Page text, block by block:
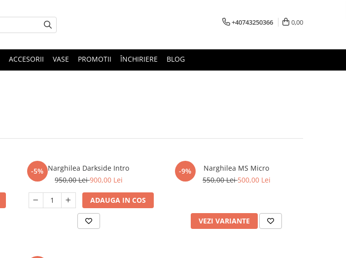
+40743250366 0,00
ACCESORII VASE PROMOTII ÎNCHIRIERE BLOG
-5% Narghilea Darkside Intro
950,00 Lei900,00 Lei
ADAUGA IN COS
-9%
Narghilea MS Micro
550,00 Lei500,00 Lei
VEZI VARIANTE